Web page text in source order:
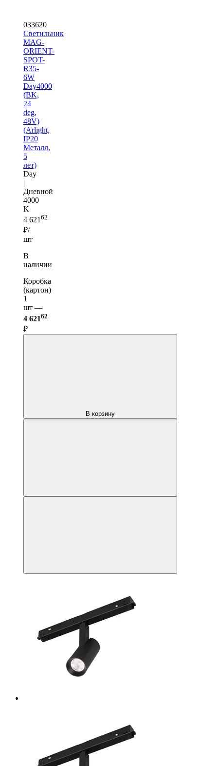
033620
Светильник
MAG-
ORIENT-
SPOT-
R35-
6W
Day4000
(BK,
24
deg,
48V)
(Arlight,
IP20
Металл,
5
лет)
Day
|
Дневной
4000
K
4 621 62
₽/
шт
В
наличии
Коробка
(картон)
1
шт —
4 62162
₽
В корзину